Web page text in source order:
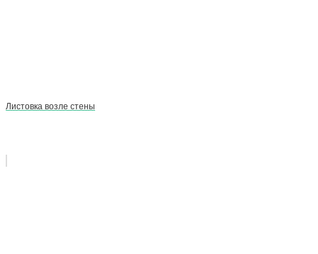
Листовка возле стены